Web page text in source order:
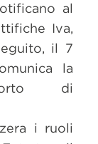
al
Iva,
il 7
la
di
i ruoli